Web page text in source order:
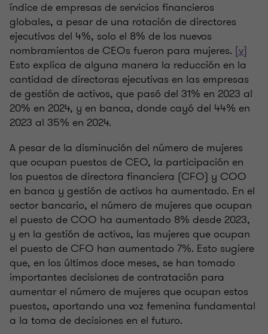
índice de empresas de servicios financieros
globales, a pesar de una rotación de directores
ejecutivos del 4%, solo el 8% de los nuevos
nombramientos de CEOs fueron para mujeres. [v]
Esto explica de alguna manera la reducción en la
cantidad de directoras ejecutivas en las empresas
de gestión de activos, que pasó del 31% en 2023 al
20% en 2024, y en banca, donde cayó del 44% en
2023 al 35% en 2024.
A pesar de la disminución del número de mujeres
que ocupan puestos de CEO, la participación en
los puestos de directora financiera (CFO) y COO
en banca y gestión de activos ha aumentado. En el
sector bancario, el número de mujeres que ocupan
el puesto de COO ha aumentado 8% desde 2023,
y en la gestión de activos, las mujeres que ocupan
el puesto de CFO han aumentado 7%. Esto sugiere
que, en los últimos doce meses, se han tomado
importantes decisiones de contratación para
aumentar el número de mujeres que ocupan estos
puestos, aportando una voz femenina fundamental
a la toma de decisiones en el futuro.